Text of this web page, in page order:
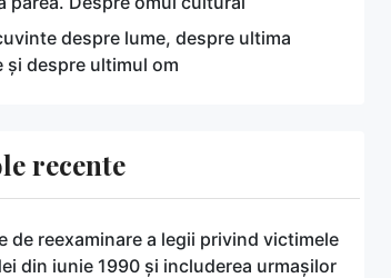
despre lume, despre ultima
și despre ultimul om
recente
de reexaminare a legii privind victimele
din iunie 1990 și includerea urmașilor